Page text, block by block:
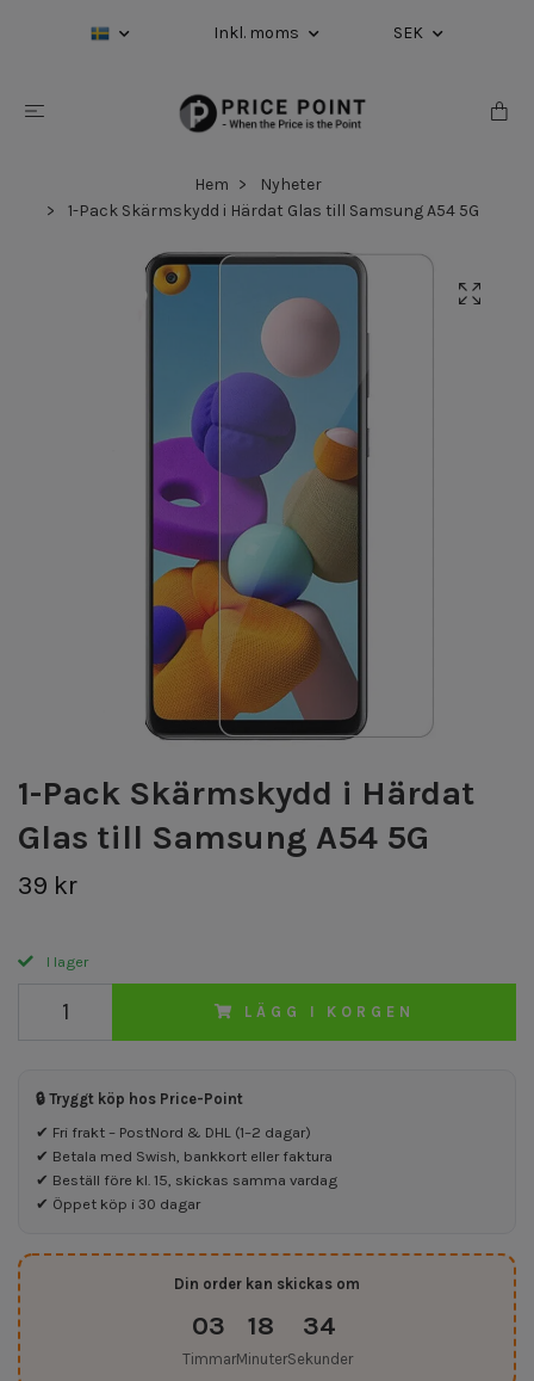
Inkl. moms SEK
Hem
Nyheter
1-Pack Skärmskydd i Härdat Glas till Samsung A54 5G
1-Pack Skärmskydd i Härdat
Glas till Samsung A54 5G
39 kr
I lager
LÄGG I KORGEN
🔒 Tryggt köp hos Price-Point
✔ Fri frakt – PostNord & DHL (1–2 dagar)
✔ Betala med Swish, bankkort eller faktura
✔ Beställ före kl. 15, skickas samma vardag
✔ Öppet köp i 30 dagar
Din order kan skickas om
03
Timmar
18
Minuter
33
Sekunder